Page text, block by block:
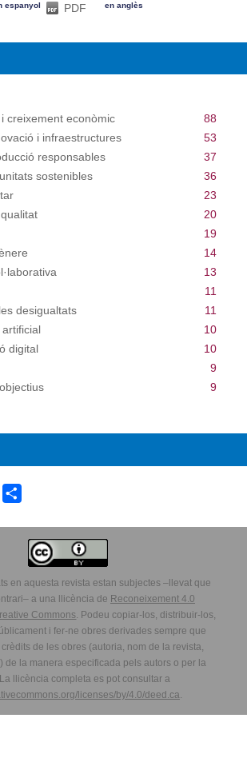
espanyol PDF en anglès
creixement econòmic
88
i infraestructures
53
responsables
37
sostenibles
36
23
20
19
14
13
11
desigualtats
11
artificial
10
digital
10
9
9
Share
en aquesta revista estan subjectes –llevat que
a una llicència de Reconeixement 4.0
Commons. Podeu copiar-los, distribuir-los,
i fer-ne obres derivades sempre que
de les obres (autoria, nom de la revista,
de la manera especificada pels autors o per la
llicència completa es pot consultar a
licenses/by/4.0/deed.ca.